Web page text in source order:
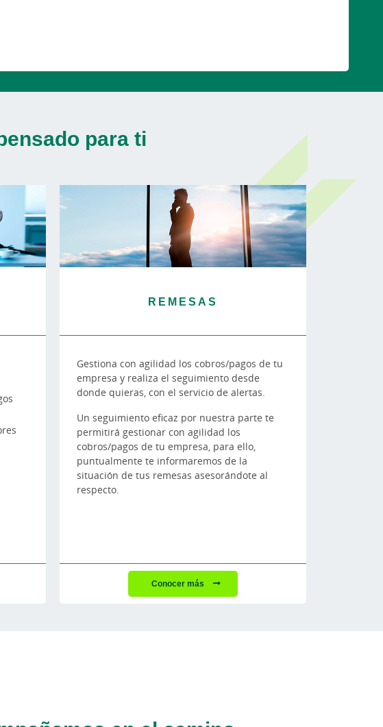
para ti
REMESAS
Gestiona con agilidad los cobros/pagos de tu
empresa y realiza el seguimiento desde
donde quieras, con el servicio de alertas.
Un seguimiento eficaz por nuestra parte te
permitirá gestionar con agilidad los
cobros/pagos de tu empresa, para ello,
puntualmente te informaremos de la
situación de tus remesas asesorándote al
respecto.
Conocer más